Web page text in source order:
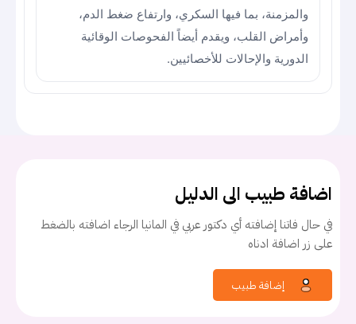
والمزمنة، بما فيها السكري، وارتفاع ضغط الدم،
وأمراض القلب، ويقدم أيضاً الفحوصات الوقائية
الدورية والإحالات للأخصائيين.
اضافة طبيب الى الدليل
في حال فاتنا إضافته أي دكتور عربي في المانيا الرجاء اضافته بالضغط
على زر اضافة ادناه